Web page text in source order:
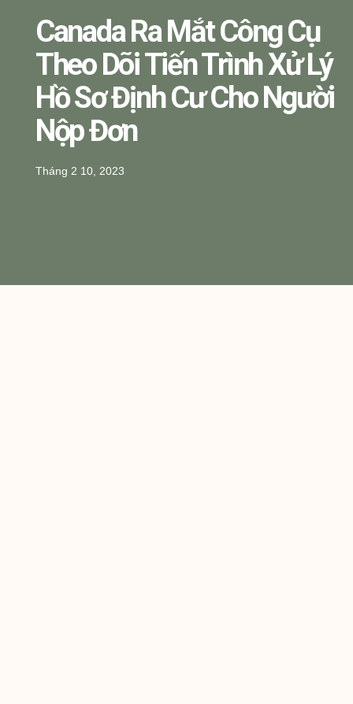
Canada Ra Mắt Công Cụ
Theo Dõi Tiến Trình Xử Lý
Hồ Sơ Định Cư Cho Người
Nộp Đơn
Tháng 2 10, 2023